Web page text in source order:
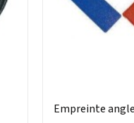
Empreinte